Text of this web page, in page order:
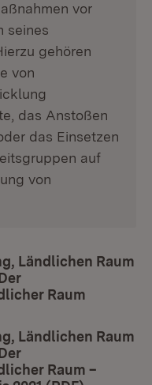
vor
seines
gehören
von
das Anstoßen
das Einsetzen
auf
von
Ländlichen Raum
Raum
Ländlichen Raum
Raum –